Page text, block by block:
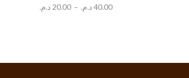
20.00 د.م. – 40.00 د.م.